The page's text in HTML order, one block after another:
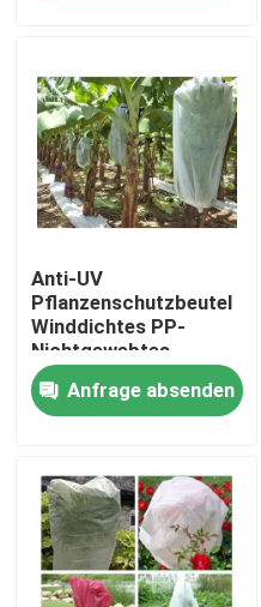
Werksbesichtigung
Qualitätskontrolle
Kontakt mit uns
Neuigkeiten
Nicht gewebte Gewebe
mit einem
Anti-UV
Pflanzenschutzbeutel
Winddichtes PP-
Nichtgewebtes
Gewebe für Banane
Anfrage absenden